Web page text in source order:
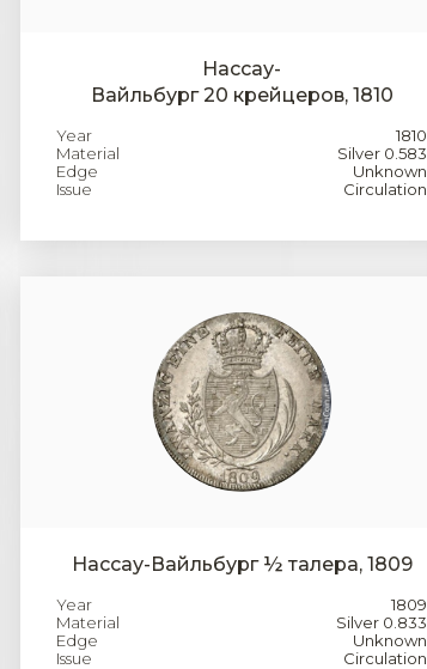
Нассау-
Вайльбург 20 крейцеров, 1810
Year
1810
Material
Silver 0.583
Edge
Unknown
Issue
Circulation
Нассау-Вайльбург ½ талера, 1809
Year
1809
Material
Silver 0.833
Edge
Unknown
Issue
Circulation